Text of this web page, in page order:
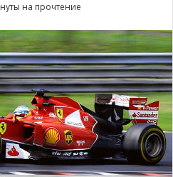
на прочтение